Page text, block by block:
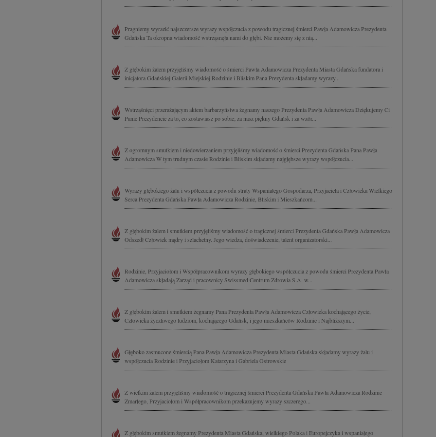
Pragniemy wyrazić najszczersze wyrazy współczucia z powodu tragicznej śmierci Pawła Adamowicza Prezydenta
Gdańska Ta okropna wiadomość wstrząsnęła nami do głębi. Nie możemy się z nią...
Z głębokim żalem przyjęliśmy wiadomość o śmierci Pawła Adamowicza Prezydenta Miasta Gdańska fundatora i
inicjatora Gdańskiej Galerii Miejskiej Rodzinie i Bliskim Pana Prezydenta składamy wyrazy...
Wstrząśnięci przerażającym aktem barbarzyństwa żegnamy naszego Prezydenta Pawła Adamowicza Dziękujemy Ci
Panie Prezydencie za to, co zostawiasz po sobie; za nasz piękny Gdańsk i za wzór...
Z ogromnym smutkiem i niedowierzaniem przyjęliśmy wiadomość o śmierci Prezydenta Gdańska Pana Pawła
Adamowicza W tym trudnym czasie Rodzinie i Bliskim składamy najgłębsze wyrazy współczucia...
Wyrazy głębokiego żalu i współczucia z powodu straty Wspaniałego Gospodarza, Przyjaciela i Człowieka Wielkiego
Serca Prezydenta Gdańska Pawła Adamowicza Rodzinie, Bliskim i Mieszkańcom...
Z głębokim żalem i smutkiem przyjęliśmy wiadomość o tragicznej śmierci Prezydenta Gdańska Pawła Adamowicza
Odszedł Człowiek mądry i szlachetny. Jego wiedza, doświadczenie, talent organizatorski...
Rodzinie, Przyjaciołom i Współpracownikom wyrazy głębokiego współczucia z powodu śmierci Prezydenta Pawła
Adamowicza składają Zarząd i pracownicy Swissmed Centrum Zdrowia S.A. w...
Z głębokim żalem i smutkiem żegnamy Pana Prezydenta Pawła Adamowicza Człowieka kochającego życie,
Człowieka życzliwego ludziom, kochającego Gdańsk, i jego mieszkańców Rodzinie i Najbliższym...
Głęboko zasmucone śmiercią Pana Pawła Adamowicza Prezydenta Miasta Gdańska składamy wyrazy żalu i
współczucia Rodzinie i Przyjaciołom Katarzyna i Gabriela Ostrowskie
Z wielkim żalem przyjęliśmy wiadomość o tragicznej śmierci Prezydenta Gdańska Pawła Adamowicza Rodzinie
Zmarłego, Przyjaciołom i Współpracownikom przekazujemy wyrazy szczerego...
Z głębokim smutkiem żegnamy Prezydenta Miasta Gdańska, wielkiego Polaka i Europejczyka i wspaniałego